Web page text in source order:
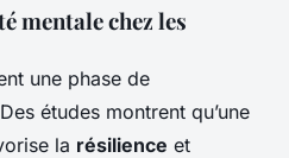
mentale chez les
une phase de
études montrent qu’une
la résilience et